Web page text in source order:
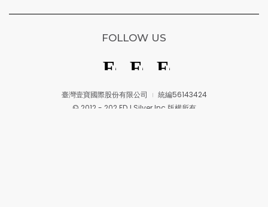
臺灣壹寶國際股份有限公司
統編56143424
© 2012 - 202 EDJ Silver Inc.版權所有
FOLLOW US